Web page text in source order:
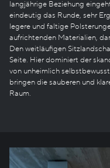
langjährige Beziehung
eindeutig das Runde, sehr
legere und faltige
aufrichtenden Materialien,
Den weitläufigen
Seite. Hier dominiert der
von unheimlich
bringen die sauberen und
Raum.